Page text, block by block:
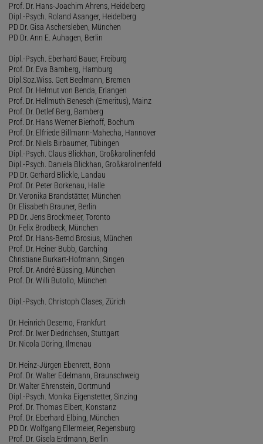
Prof. Dr. Hans-Joachim Ahrens, Heidelberg
Dipl.-Psych. Roland Asanger, Heidelberg
PD Dr. Gisa Aschersleben, München
PD Dr. Ann E. Auhagen, Berlin
Dipl.-Psych. Eberhard Bauer, Freiburg
Prof. Dr. Eva Bamberg, Hamburg
Dipl.Soz.Wiss. Gert Beelmann, Bremen
Prof. Dr. Helmut von Benda, Erlangen
Prof. Dr. Hellmuth Benesch (Emeritus), Mainz
Prof. Dr. Detlef Berg, Bamberg
Prof. Dr. Hans Werner Bierhoff, Bochum
Prof. Dr. Elfriede Billmann-Mahecha, Hannover
Prof. Dr. Niels Birbaumer, Tübingen
Dipl.-Psych. Claus Blickhan, Großkarolinenfeld
Dipl.-Psych. Daniela Blickhan, Großkarolinenfeld
PD Dr. Gerhard Blickle, Landau
Prof. Dr. Peter Borkenau, Halle
Dr. Veronika Brandstätter, München
Dr. Elisabeth Brauner, Berlin
PD Dr. Jens Brockmeier, Toronto
Dr. Felix Brodbeck, München
Prof. Dr. Hans-Bernd Brosius, München
Prof. Dr. Heiner Bubb, Garching
Christiane Burkart-Hofmann, Singen
Prof. Dr. André Büssing, München
Prof. Dr. Willi Butollo, München
Dipl.-Psych. Christoph Clases, Zürich
Dr. Heinrich Deserno, Frankfurt
Prof. Dr. Iwer Diedrichsen, Stuttgart
Dr. Nicola Döring, Ilmenau
Dr. Heinz-Jürgen Ebenrett, Bonn
Prof. Dr. Walter Edelmann, Braunschweig
Dr. Walter Ehrenstein, Dortmund
Dipl.-Psych. Monika Eigenstetter, Sinzing
Prof. Dr. Thomas Elbert, Konstanz
Prof. Dr. Eberhard Elbing, München
PD Dr. Wolfgang Ellermeier, Regensburg
Prof. Dr. Gisela Erdmann, Berlin